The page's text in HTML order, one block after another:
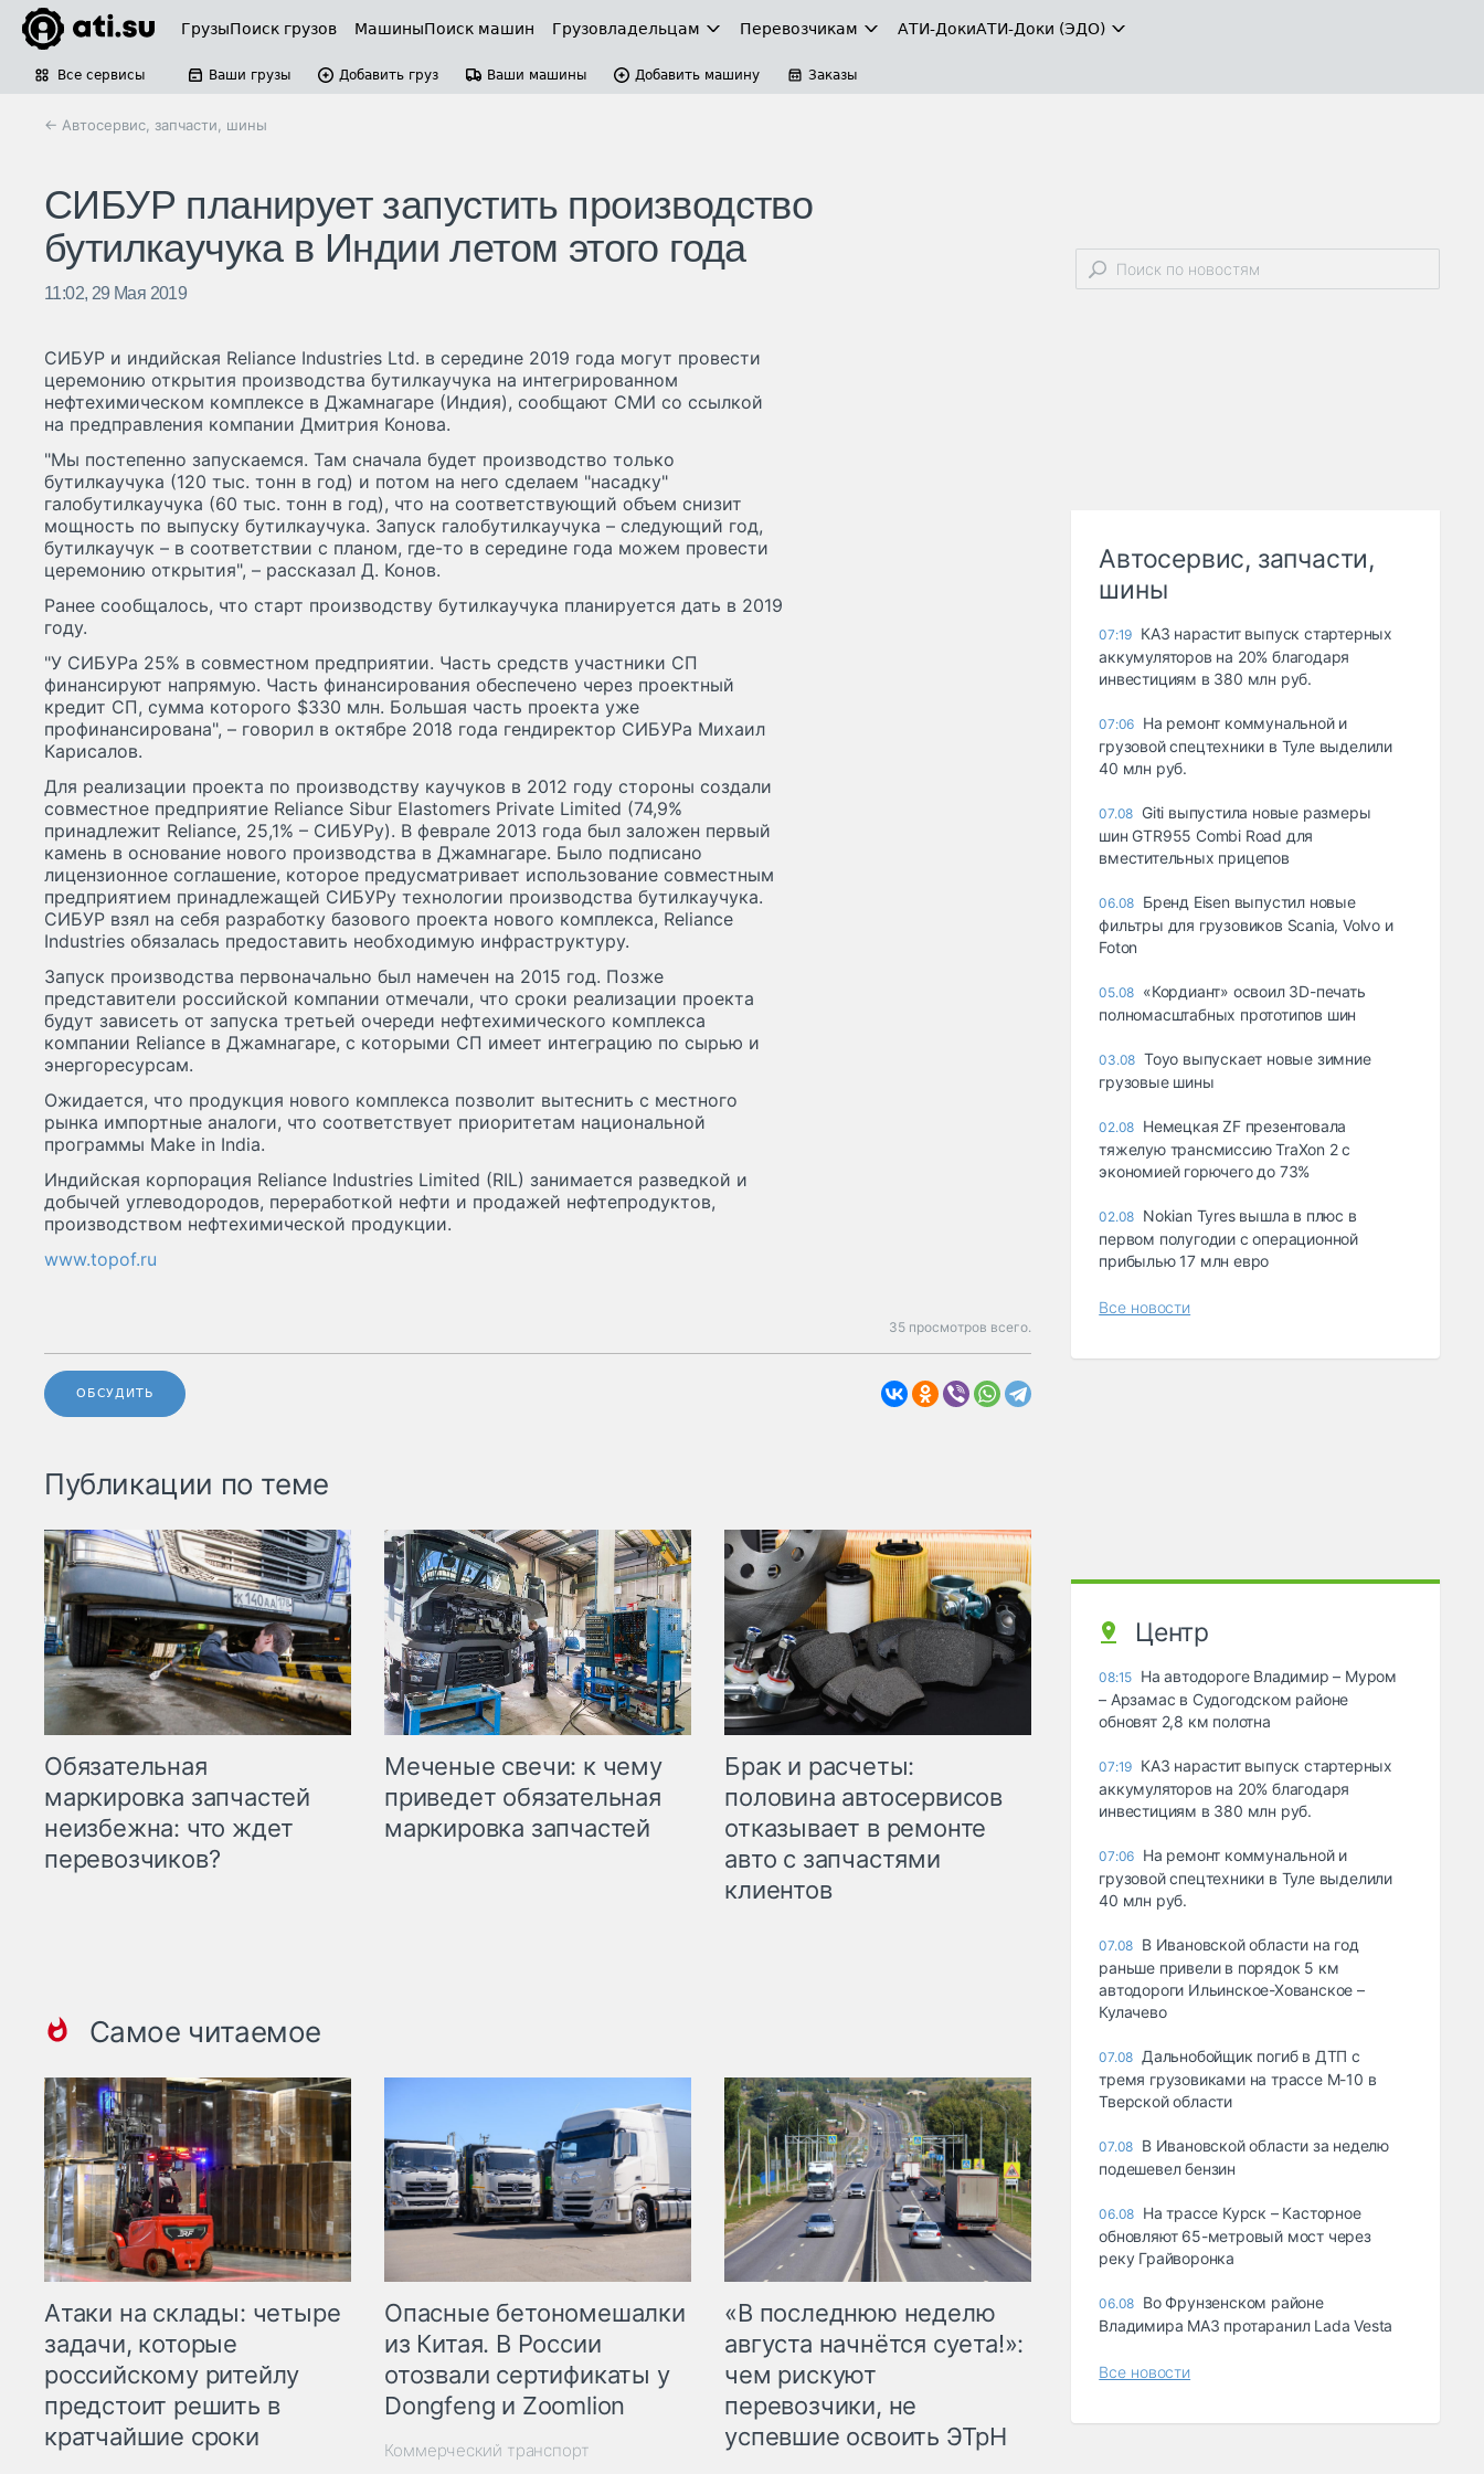
ГрузыПоиск грузов МашиныПоиск машин Грузовладельцам Перевозчикам АТИ-ДокиАТИ-Доки (ЭДО)
Все сервисы Ваши грузы Добавить груз Ваши машины Добавить машину Заказы
← Автосервис, запчасти, шины
СИБУР планирует запустить производство
бутилкаучука в Индии летом этого года
11:02, 29 Мая 2019
СИБУР и индийская Reliance Industries Ltd. в середине 2019 года могут провести
церемонию открытия производства бутилкаучука на интегрированном
нефтехимическом комплексе в Джамнагаре (Индия), сообщают СМИ со ссылкой
на предправления компании Дмитрия Конова.
"Мы постепенно запускаемся. Там сначала будет производство только
бутилкаучука (120 тыс. тонн в год) и потом на него сделаем "насадку"
галобутилкаучука (60 тыс. тонн в год), что на соответствующий объем снизит
мощность по выпуску бутилкаучука. Запуск галобутилкаучука – следующий год,
бутилкаучук – в соответствии с планом, где-то в середине года можем провести
церемонию открытия", – рассказал Д. Конов.
Ранее сообщалось, что старт производству бутилкаучука планируется дать в 2019
году.
"У СИБУРа 25% в совместном предприятии. Часть средств участники СП
финансируют напрямую. Часть финансирования обеспечено через проектный
кредит СП, сумма которого $330 млн. Большая часть проекта уже
профинансирована", – говорил в октябре 2018 года гендиректор СИБУРа Михаил
Карисалов.
Для реализации проекта по производству каучуков в 2012 году стороны создали
совместное предприятие Reliance Sibur Elastomers Private Limited (74,9%
принадлежит Reliance, 25,1% – СИБУРу). В феврале 2013 года был заложен первый
камень в основание нового производства в Джамнагаре. Было подписано
лицензионное соглашение, которое предусматривает использование совместным
предприятием принадлежащей СИБУРу технологии производства бутилкаучука.
СИБУР взял на себя разработку базового проекта нового комплекса, Reliance
Industries обязалась предоставить необходимую инфраструктуру.
Запуск производства первоначально был намечен на 2015 год. Позже
представители российской компании отмечали, что сроки реализации проекта
будут зависеть от запуска третьей очереди нефтехимического комплекса
компании Reliance в Джамнагаре, с которыми СП имеет интеграцию по сырью и
энергоресурсам.
Ожидается, что продукция нового комплекса позволит вытеснить с местного
рынка импортные аналоги, что соответствует приоритетам национальной
программы Make in India.
Индийская корпорация Reliance Industries Limited (RIL) занимается разведкой и
добычей углеводородов, переработкой нефти и продажей нефтепродуктов,
производством нефтехимической продукции.
www.topof.ru
35 просмотров всего.
ОБСУДИТЬ
Публикации по теме
Обязательная
маркировка запчастей
неизбежна: что ждет
перевозчиков?
Меченые свечи: к чему
приведет обязательная
маркировка запчастей
Брак и расчеты:
половина автосервисов
отказывает в ремонте
авто с запчастями
клиентов
Самое читаемое
Атаки на склады: четыре
задачи, которые
российскому ритейлу
предстоит решить в
кратчайшие сроки
Опасные бетономешалки
из Китая. В России
отозвали сертификаты у
Dongfeng и Zoomlion
Коммерческий транспорт
«В последнюю неделю
августа начнётся суета!»:
чем рискуют
перевозчики, не
успевшие освоить ЭТрН
Автосервис, запчасти,
шины
07:19 КАЗ нарастит выпуск стартерных
аккумуляторов на 20% благодаря
инвестициям в 380 млн руб.
07:06 На ремонт коммунальной и
грузовой спецтехники в Туле выделили
40 млн руб.
07.08 Giti выпустила новые размеры
шин GTR955 Combi Road для
вместительных прицепов
06.08 Бренд Eisen выпустил новые
фильтры для грузовиков Scania, Volvo и
Foton
05.08 «Кордиант» освоил 3D-печать
полномасштабных прототипов шин
03.08 Toyo выпускает новые зимние
грузовые шины
02.08 Немецкая ZF презентовала
тяжелую трансмиссию TraXon 2 с
экономией горючего до 73%
02.08 Nokian Tyres вышла в плюс в
первом полугодии с операционной
прибылью 17 млн евро
Все новости
Центр
08:15 На автодороге Владимир – Муром
– Арзамас в Судогодском районе
обновят 2,8 км полотна
07:19 КАЗ нарастит выпуск стартерных
аккумуляторов на 20% благодаря
инвестициям в 380 млн руб.
07:06 На ремонт коммунальной и
грузовой спецтехники в Туле выделили
40 млн руб.
07.08 В Ивановской области на год
раньше привели в порядок 5 км
автодороги Ильинское-Хованское –
Кулачево
07.08 Дальнобойщик погиб в ДТП с
тремя грузовиками на трассе М-10 в
Тверской области
07.08 В Ивановской области за неделю
подешевел бензин
06.08 На трассе Курск – Касторное
обновляют 65-метровый мост через
реку Грайворонка
06.08 Во Фрунзенском районе
Владимира МАЗ протаранил Lada Vesta
Все новости